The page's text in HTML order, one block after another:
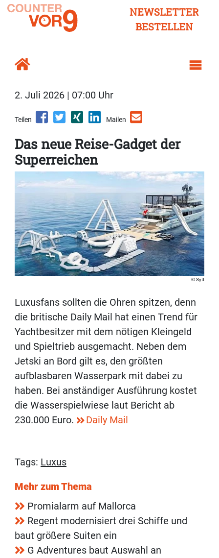
NEWSLETTER
BESTELLEN
2. Juli 2026 | 07:00 Uhr
Teilen Mailen
Das neue Reise-Gadget der
Superreichen
Sytt
Luxusfans sollten die Ohren spitzen, denn
die britische Daily Mail hat einen Trend für
Yachtbesitzer mit dem nötigen Kleingeld
und Spieltrieb ausgemacht. Neben dem
Jetski an Bord gilt es, den größten
aufblasbaren Wasserpark mit dabei zu
haben. Bei anständiger Ausführung kostet
die Wasserspielwiese laut Bericht ab
230.000 Euro.
Daily Mail
Tags: Luxus
Mehr zum Thema
Promialarm auf Mallorca
Regent modernisiert drei Schiffe und
baut größere Suiten ein
G Adventures baut Auswahl an